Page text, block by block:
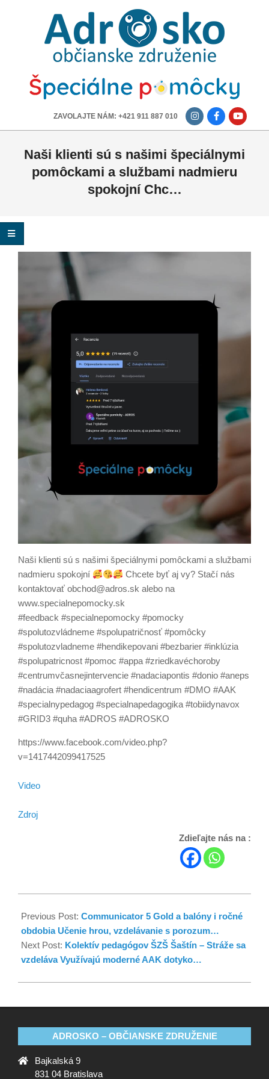
ADROSKO
OBČIANSKE
ZDRUŽENIE
ZAVOLAJTE NÁM: +421 911 887 010
Naši klienti sú s našimi špeciálnymi
pomôckami a službami nadmieru
spokojní Chc…
Naši klienti sú s našimi špeciálnymi pomôckami a službami
nadmieru spokojní
Chcete byť aj vy? Stačí nás
kontaktovať obchod@adros.sk alebo na
www.specialnepomocky.sk
#feedback #specialnepomocky #pomocky
#spolutozvládneme #spolupatričnosť #pomôcky
#spolutozvladneme #hendikepovani #bezbarier #inklúzia
#spolupatricnost #pomoc #appa #zriedkavéchoroby
#centrumvčasnejintervencie #nadaciapontis #donio #aneps
#nadácia #nadaciaagrofert #hendicentrum #DMO #AAK
#specialnypedagog #specialnapedagogika #tobiidynavox
#GRID3 #quha #ADROS #ADROSKO
https://www.facebook.com/video.php?
v=1417442099417525
Video
Zdroj
Zdieľajte nás na :
Previous Post: Communicator 5 Gold a balóny i ročné
obdobia Učenie hrou, vzdelávanie s porozum…
Next Post: Kolektív pedagógov ŠZŠ Šaštín – Stráže sa
vzdeláva Využívajú moderné AAK dotyko…
ADROSKO – OBČIANSKE ZDRUŽENIE
Bajkalská 9
831 04 Bratislava